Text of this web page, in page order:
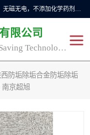
自主研发生产的CPMR全智能防垢除垢节碳装置，无磁无电，不添加化学药剂，*了国内纯物理除垢技术领域空白，其性能处于国际领先水平。广泛应用于石油炼化、钢铁冶炼、电力、煤矿、化工、供暖、压铸、汽车制造、涉水家电等行业。
限公司
Nanjing Chaoxu Energy Saving Technology Co., Ltd
西防垢除垢合金防垢除垢
南京超旭
全智能防垢除垢节
置
防垢器生产制造商